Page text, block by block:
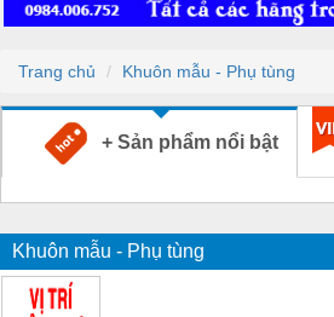
Trang chủ Khuôn mẫu - Phụ tùng
+ Sản phẩm nổi bật
Khuôn mẫu - Phụ tùng